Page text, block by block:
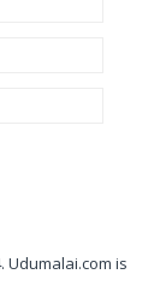
Udumalai.com is